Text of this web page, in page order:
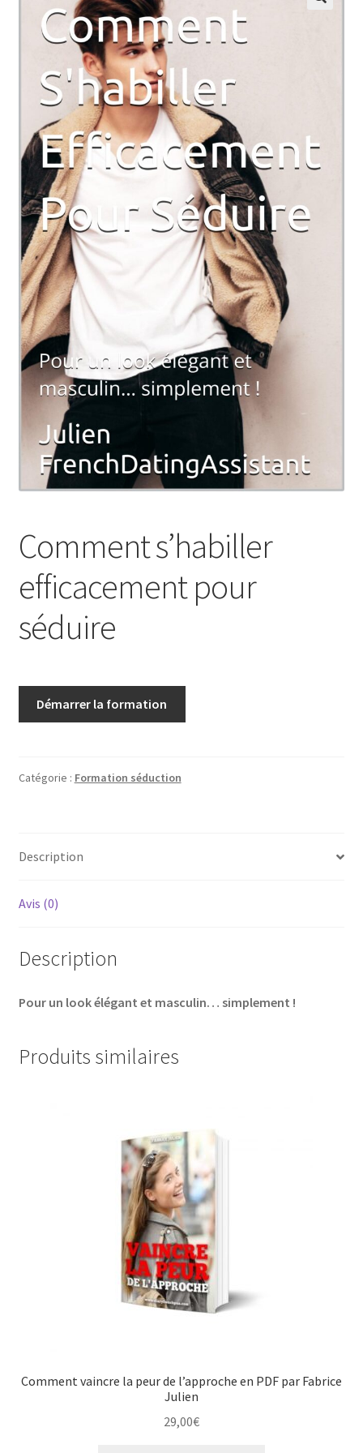
Comment s’habiller
efficacement pour
séduire
Démarrer la formation
Catégorie : Formation séduction
Description
Avis (0)
Description
Pour un look élégant et masculin… simplement !
Produits similaires
Comment vaincre la peur de l’approche en PDF par Fabrice
Julien
29,00€